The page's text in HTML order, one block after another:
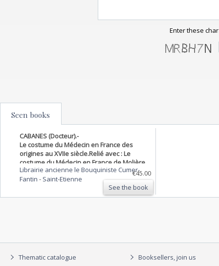
Enter these
Seen books
CABANES (Docteur).-
Le costume du Médecin en France des
origines au XVIIe siècle.Relié avec : Le
costume du Médecin en France de Molière
à nos jours.
Librairie ancienne le Bouquiniste Cumer-
Fantin - Saint-Etienne
€45.00
See the book
Thematic catalogue
Booksellers, join us